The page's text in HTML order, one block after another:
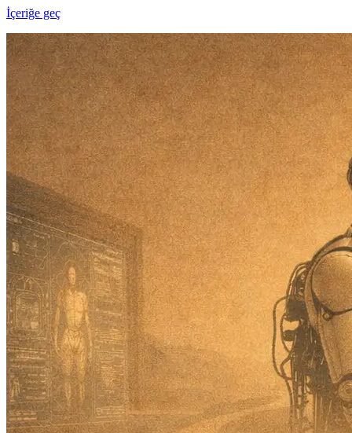
İçeriğe geç